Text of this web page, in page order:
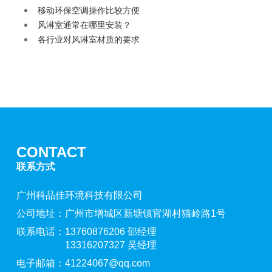
移动环保空调操作比较方便
风淋室通常在哪里安装？
各行业对风淋室材质的要求
CONTACT
联系方式
广州科品佳环境科技有限公司
公司地址：广州市增城区新塘镇官湖村猫岭路1号
联系电话： 13760876206 邵经理
13316207327 吴经理
电子邮箱：41224067@qq.com